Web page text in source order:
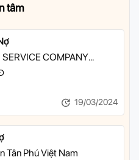
tâm
COMPANY
19/03/2024
Tân Phú Việt Nam